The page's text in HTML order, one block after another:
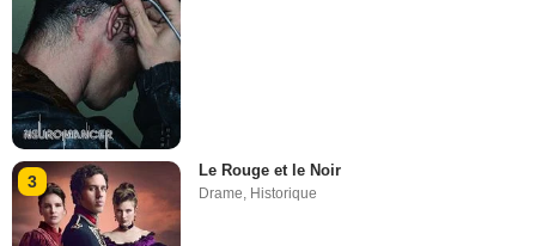
3
Le Rouge et le Noir
Drame, Historique